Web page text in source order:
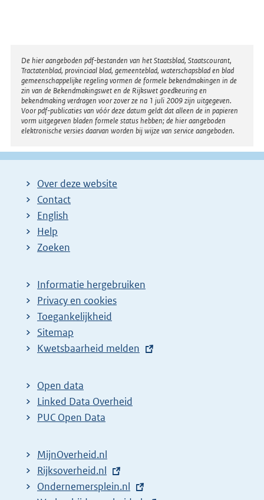
Disclaimer
De hier aangeboden pdf-bestanden van het Staatsblad, Staatscourant,
Tractatenblad, provinciaal blad, gemeenteblad, waterschapsblad en blad
gemeenschappelijke regeling vormen de formele bekendmakingen in de
zin van de Bekendmakingswet en de Rijkswet goedkeuring en
bekendmaking verdragen voor zover ze na 1 juli 2009 zijn uitgegeven.
Voor pdf-publicaties van vóór deze datum geldt dat alleen de in papieren
vorm uitgegeven bladen formele status hebben; de hier aangeboden
elektronische versies daarvan worden bij wijze van service aangeboden.
Over deze website
Contact
English
Help
Zoeken
Informatie hergebruiken
Privacy en cookies
Toegankelijkheid
Sitemap
E
t
e
r
l
i
n
Kwetsbaarheid melden
Open data
Linked Data Overheid
PUC Open Data
MijnOverheid.nl
E
x
Rijksoverheid.nl
E
Ondernemersplein.nl